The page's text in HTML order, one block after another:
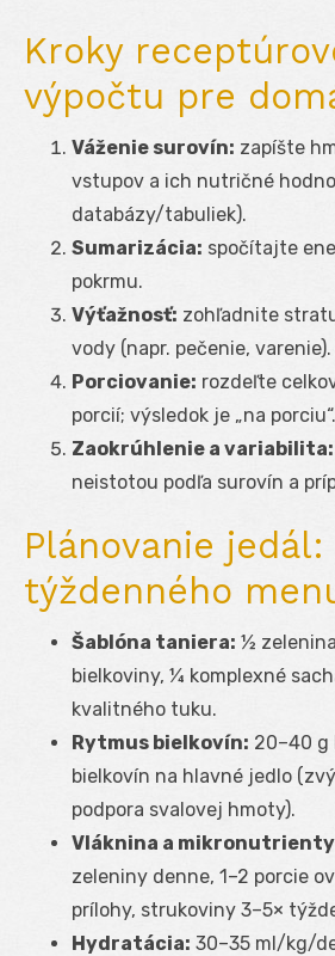
Kroky
výpočtu pre
Váženie surovín: zapíšte
vstupov a ich nutričné
databázy/tabuliek).
Sumarizácia: spočítajte
pokrmu.
Výťažnosť: zohľadnite
vody (napr. pečenie, varenie).
Porciovanie: rozdeľte
porcií; výsledok je „na porciu“.
Zaokrúhlenie a variabilita:
neistotou podľa surovín a
Plánovanie
týždenného
Šablóna taniera: ½
bielkoviny, ¼ komplexné
kvalitného tuku.
Rytmus bielkovín: 20–40
bielkovín na hlavné jedlo
podpora svalovej hmoty).
Vláknina a
zeleniny denne, 1–2 porcie
prílohy, strukoviny 3–5×
Hydratácia: 30–35 ml/kg/